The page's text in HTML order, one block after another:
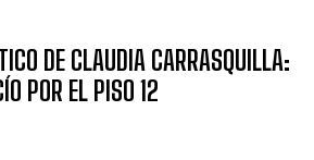
DE CLAUDIA CARRASQUILLA:
POR EL PISO 12